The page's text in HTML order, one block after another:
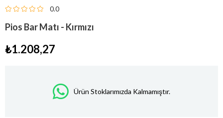
0.0
Pios Bar Matı - Kırmızı
₺1.208,27
Ürün Stoklarımızda Kalmamıştır.